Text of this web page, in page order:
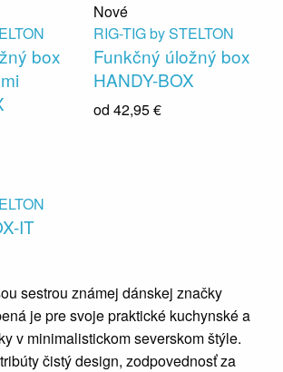
box
Nové
RIG-TIG by STELTON
Funkčný úložný box
HANDY-BOX
od 42,95 €
IT
sestrou známej dánskej značky
je pre svoje praktické kuchynské a
v minimalistickom severskom štýle.
čistý design, zodpovednosť za